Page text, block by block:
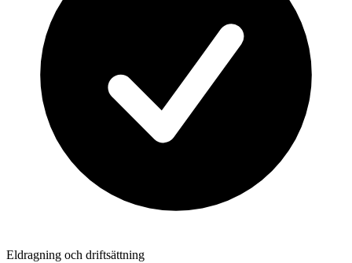
Eldragning och driftsättning